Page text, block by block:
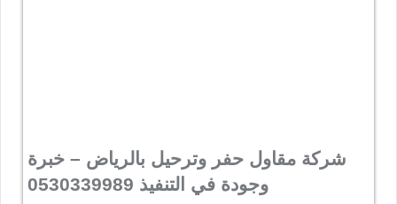
شركة مقاول حفر وترحيل بالرياض – خبرة
وجودة في التنفيذ 0530339989